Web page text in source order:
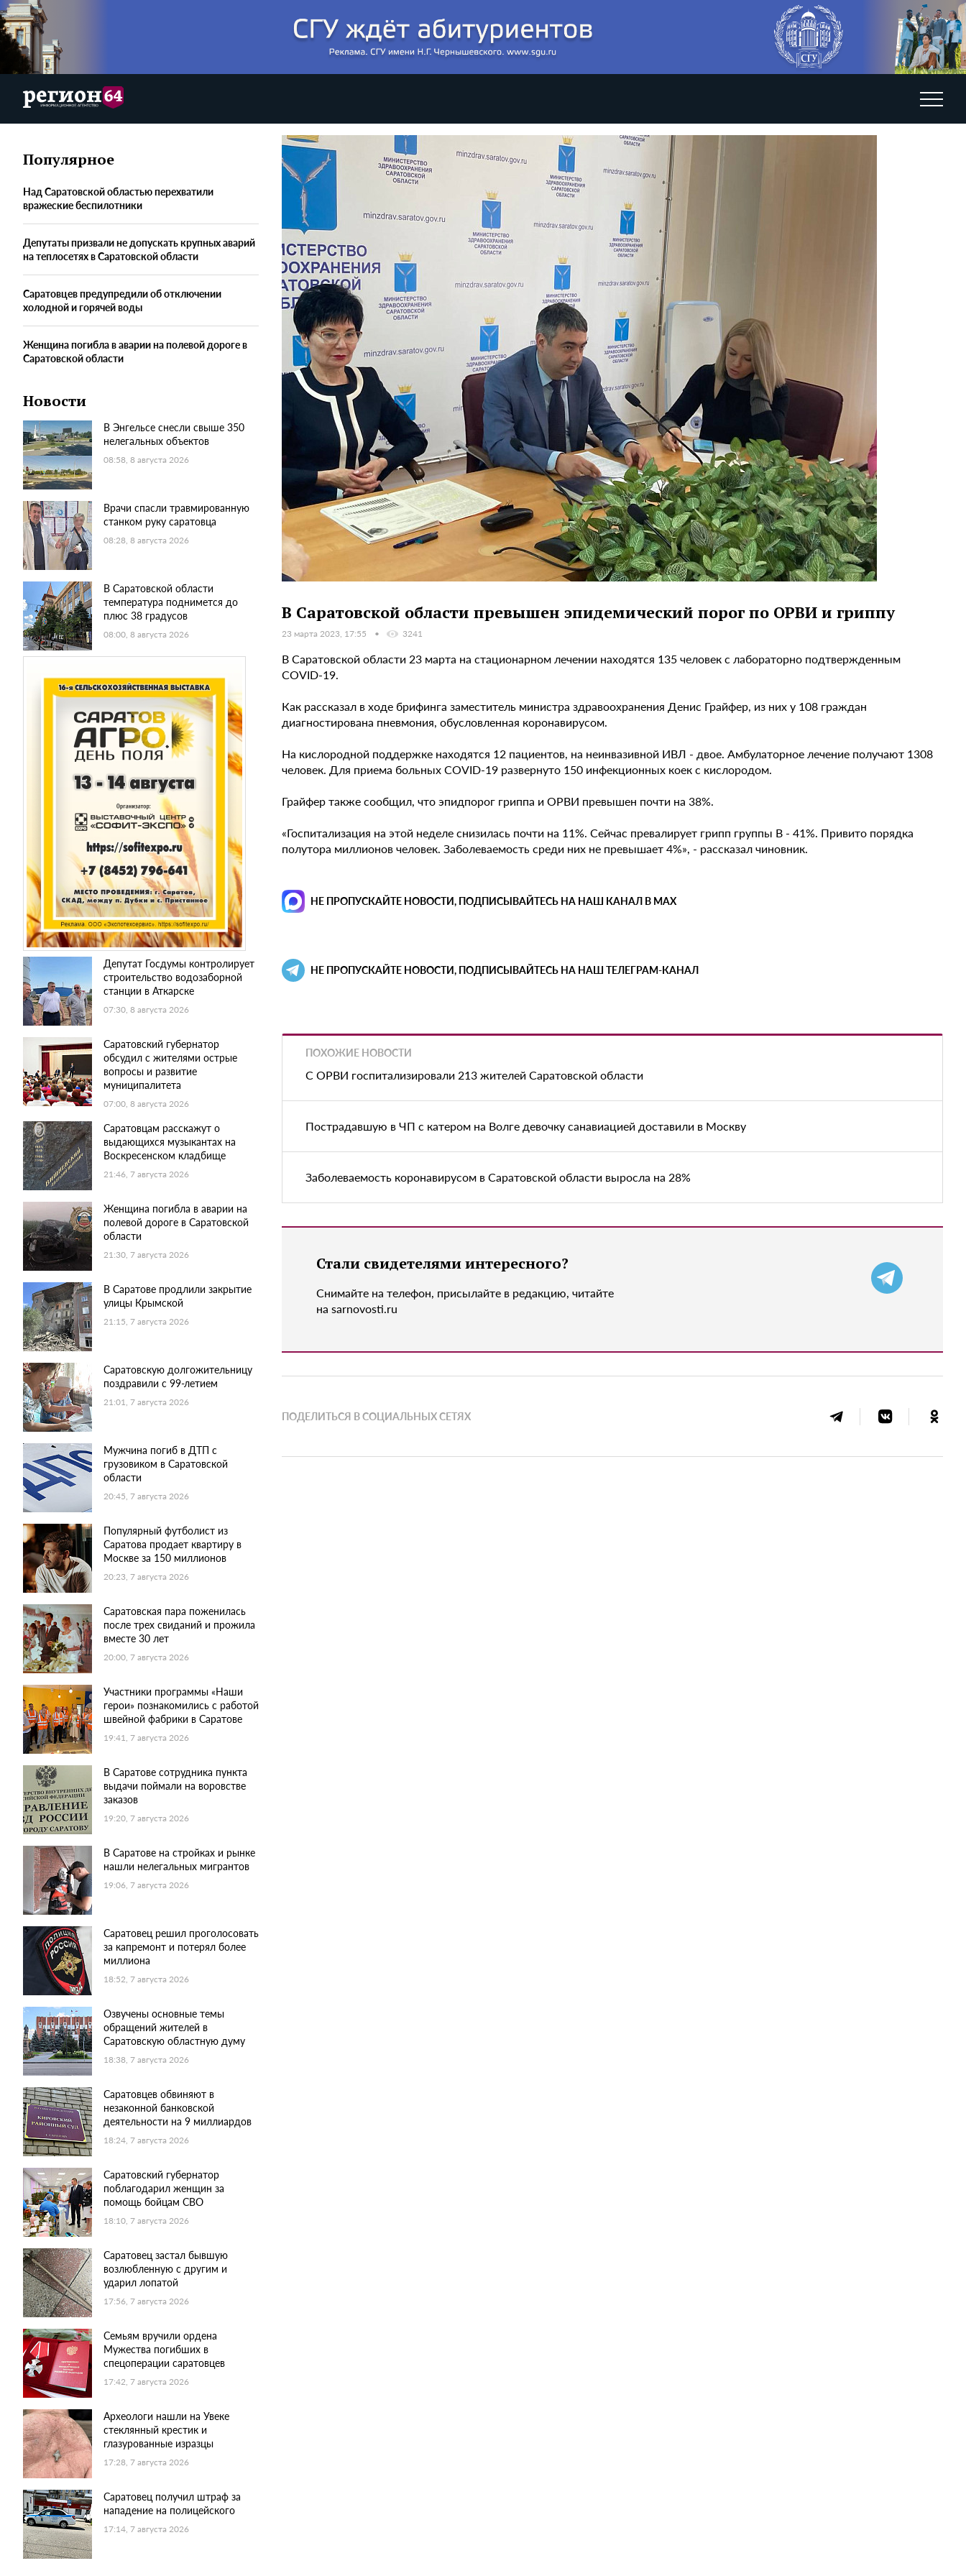
Популярное
Над Саратовской областью перехватили
вражеские беспилотники
Депутаты призвали не допускать крупных аварий
на теплосетях в Саратовской области
Саратовцев предупредили об отключении
холодной и горячей воды
Женщина погибла в аварии на полевой дороге в
Саратовской области
Новости
В Энгельсе снесли свыше 350
нелегальных объектов
08:58, 8 августа 2026
Врачи спасли травмированную
станком руку саратовца
08:28, 8 августа 2026
В Саратовской области
температура поднимется до
плюс 38 градусов
08:00, 8 августа 2026
Депутат Госдумы контролирует
строительство водозаборной
станции в Аткарске
07:30, 8 августа 2026
Саратовский губернатор
обсудил с жителями острые
вопросы и развитие
муниципалитета
07:00, 8 августа 2026
Саратовцам расскажут о
выдающихся музыкантах на
Воскресенском кладбище
21:46, 7 августа 2026
Женщина погибла в аварии на
полевой дороге в Саратовской
области
21:30, 7 августа 2026
В Саратове продлили закрытие
улицы Крымской
21:15, 7 августа 2026
Саратовскую долгожительницу
поздравили с 99-летием
21:01, 7 августа 2026
Мужчина погиб в ДТП с
грузовиком в Саратовской
области
20:45, 7 августа 2026
Популярный футболист из
Саратова продает квартиру в
Москве за 150 миллионов
20:23, 7 августа 2026
Саратовская пара поженилась
после трех свиданий и прожила
вместе 30 лет
20:00, 7 августа 2026
Участники программы «Наши
герои» познакомились с работой
швейной фабрики в Саратове
19:41, 7 августа 2026
В Саратове сотрудника пункта
выдачи поймали на воровстве
заказов
19:20, 7 августа 2026
В Саратове на стройках и рынке
нашли нелегальных мигрантов
19:06, 7 августа 2026
Саратовец решил проголосовать
за капремонт и потерял более
миллиона
18:52, 7 августа 2026
Озвучены основные темы
обращений жителей в
Саратовскую областную думу
18:38, 7 августа 2026
Саратовцев обвиняют в
незаконной банковской
деятельности на 9 миллиардов
18:24, 7 августа 2026
Саратовский губернатор
поблагодарил женщин за
помощь бойцам СВО
18:10, 7 августа 2026
Саратовец застал бывшую
возлюбленную с другим и
ударил лопатой
17:56, 7 августа 2026
Семьям вручили ордена
Мужества погибших в
спецоперации саратовцев
17:42, 7 августа 2026
Археологи нашли на Увеке
стеклянный крестик и
глазурованные изразцы
17:28, 7 августа 2026
Саратовец получил штраф за
нападение на полицейского
17:14, 7 августа 2026
В Саратовской области превышен эпидемический порог по ОРВИ и гриппу
23 марта 2023, 17:55 3241
В Саратовской области 23 марта на стационарном лечении находятся 135 человек с лабораторно подтвержденным
COVID-19.
Как рассказал в ходе брифинга заместитель министра здравоохранения Денис Грайфер, из них у 108 граждан
диагностирована пневмония, обусловленная коронавирусом.
На кислородной поддержке находятся 12 пациентов, на неинвазивной ИВЛ - двое. Амбулаторное лечение получают 1308
человек. Для приема больных COVID-19 развернуто 150 инфекционных коек с кислородом.
Грайфер также сообщил, что эпидпорог гриппа и ОРВИ превышен почти на 38%.
«Госпитализация на этой неделе снизилась почти на 11%. Сейчас превалирует грипп группы B - 41%. Привито порядка
полутора миллионов человек. Заболеваемость среди них не превышает 4%», - рассказал чиновник.
НЕ ПРОПУСКАЙТЕ НОВОСТИ, ПОДПИСЫВАЙТЕСЬ НА НАШ КАНАЛ В MAX
НЕ ПРОПУСКАЙТЕ НОВОСТИ, ПОДПИСЫВАЙТЕСЬ НА НАШ ТЕЛЕГРАМ-КАНАЛ
ПОХОЖИЕ НОВОСТИ
С ОРВИ госпитализировали 213 жителей Саратовской области
Пострадавшую в ЧП с катером на Волге девочку санавиацией доставили в Москву
Заболеваемость коронавирусом в Саратовской области выросла на 28%
Стали свидетелями интересного?
Снимайте на телефон, присылайте в редакцию, читайте
на sarnovosti.ru
ПОДЕЛИТЬСЯ В СОЦИАЛЬНЫХ СЕТЯХ